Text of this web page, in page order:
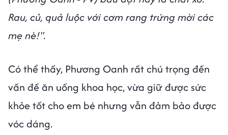
Rau, củ, quả luộc với cơm rang trứng mời các
mẹ nè!".
Có thể thấy, Phương Oanh rất chú trọng đến
vấn đề ăn uống khoa học, vừa giữ được sức
khỏe tốt cho em bé nhưng vẫn đảm bảo được
vóc dáng.